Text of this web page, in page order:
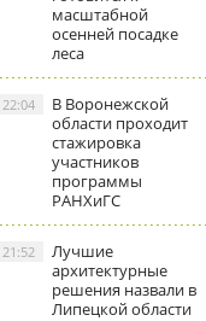
масштабной
осенней посадке
леса
В Воронежской
области проходит
стажировка
участников
программы
РАНХиГС
22:04
Лучшие
архитектурные
решения назвали в
Липецкой области
21:52